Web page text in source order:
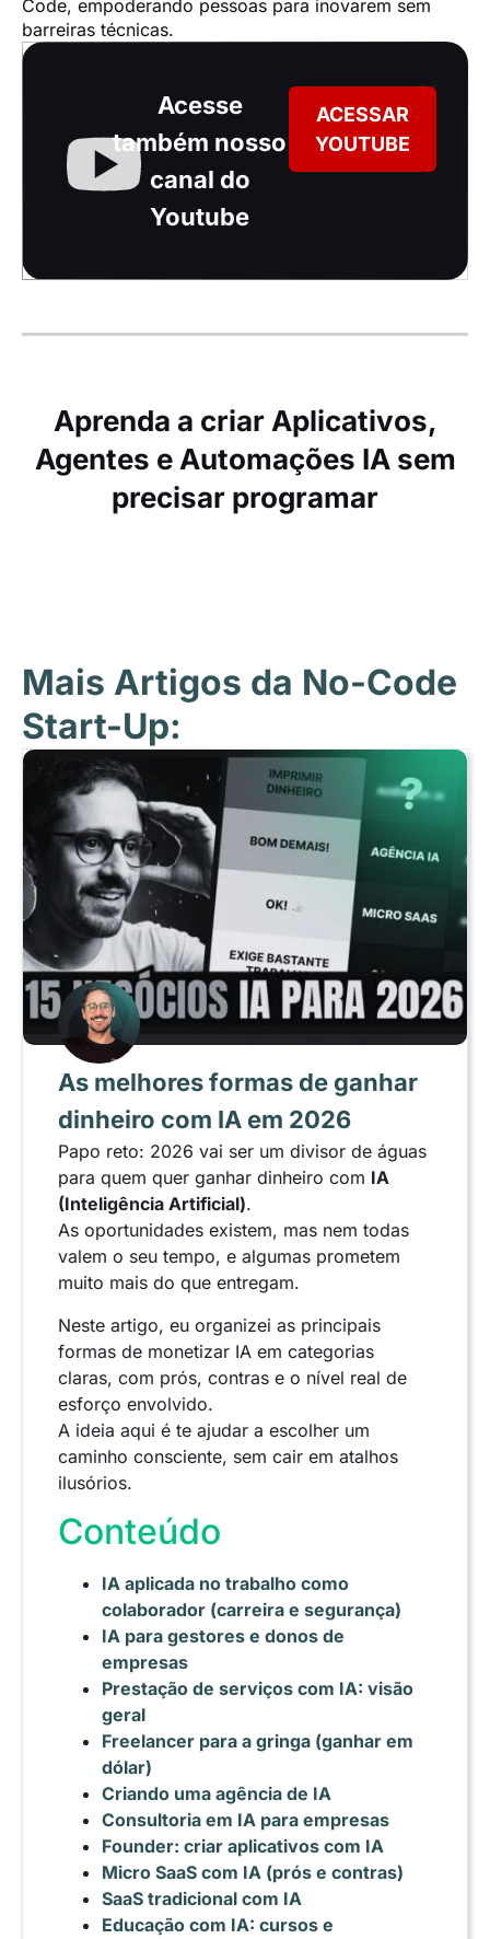
Code, empoderando pessoas para inovarem sem
barreiras técnicas.
Acesse
também nosso
canal do
Youtube
ACESSAR
YOUTUBE
Aprenda a criar Aplicativos,
Agentes e Automações IA sem
precisar programar
Mais Artigos da No-Code
Start-Up:
As melhores formas de ganhar
dinheiro com IA em 2026
Papo reto: 2026 vai ser um divisor de águas
para quem quer ganhar dinheiro com IA
(Inteligência Artificial).
As oportunidades existem, mas nem todas
valem o seu tempo, e algumas prometem
muito mais do que entregam.
Neste artigo, eu organizei as principais
formas de monetizar IA em categorias
claras, com prós, contras e o nível real de
esforço envolvido.
A ideia aqui é te ajudar a escolher um
caminho consciente, sem cair em atalhos
ilusórios.
Conteúdo
IA aplicada no trabalho como
colaborador (carreira e segurança)
IA para gestores e donos de
empresas
Prestação de serviços com IA: visão
geral
Freelancer para a gringa (ganhar em
dólar)
Criando uma agência de IA
Consultoria em IA para empresas
Founder: criar aplicativos com IA
Micro SaaS com IA (prós e contras)
SaaS tradicional com IA
Educação com IA: cursos e